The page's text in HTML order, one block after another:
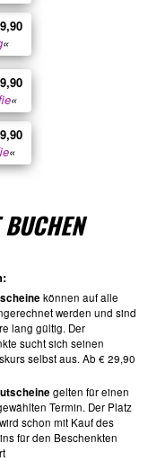
«
«
«
können auf alle
werden und sind
lang gültig. Der
sucht sich seinen
selbst aus. Ab € 29,90
gelten für einen
Termin. Der Platz
schon mit Kauf des
für den Beschenkten